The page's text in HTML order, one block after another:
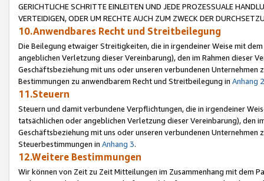
GERICHTLICHE SCHRITTE EINLEITEN UND JEDE PROZESSUALE
VERTEIDIGEN, ODER UM RECHTE AUCH ZUM ZWECK DER
10.Anwendbares Recht und Streitbeilegung
Die Beilegung etwaiger Streitigkeiten, die in irgendeiner Weise mit
angeblichen Verletzung dieser Vereinbarung), den im Rahmen dieser
Geschäftsbeziehung mit uns oder unseren verbundenen
Bestimmungen zu anwendbarem Recht und Streitbeilegung in Anhang 2
11.Steuern
Steuern und damit verbundene Verpflichtungen, die in irgendeiner
tatsächlichen oder angeblichen Verletzung dieser Vereinbarung), den
Geschäftsbeziehung mit uns oder unseren verbundenen
Steuerbestimmungen in Anhang 3.
12.Weitere Bestimmungen
Wir können von Zeit zu Zeit Mitteilungen im Zusammenhang mit dem